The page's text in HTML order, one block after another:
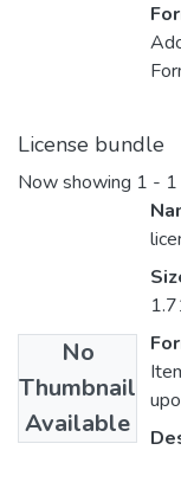
License bundle
Now showing 1 -
No
Thumbnail
Available